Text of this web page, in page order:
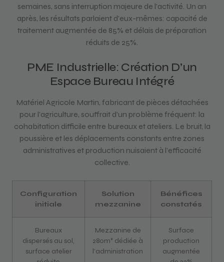
semaines, sans interruption majeure de l’activité. Un an
après, les résultats parlaient d’eux-mêmes: capacité de
traitement augmentée de 85% et délais de préparation
réduits de 25%.
PME Industrielle: Création D’un
Espace Bureau Intégré
Matériel Agricole Martin, fabricant de pièces détachées
pour l’agriculture, souffrait d’un problème fréquent: la
cohabitation difficile entre bureaux et ateliers. Le bruit, la
poussière et les déplacements constants entre zones
administratives et production nuisaient à l’efficacité
collective.
Configuration
initiale
Solution
mezzanine
Bénéfices
constatés
Bureaux
dispersés au sol,
surface atelier
Mezzanine de
280m² dédiée à
l’administration
Surface
production
augmentée